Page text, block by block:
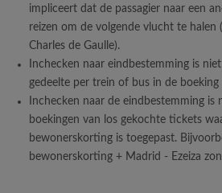
impliceert dat de passagier naar een
reizen om de volgende vlucht te halen
Charles de Gaulle).
Inchecken naar eindbestemming is
gedeelte per trein of bus in de boeking
Inchecken naar de eindbestemming is
boekingen van los gekochte tickets
bewonerskorting is toegepast.
bewonerskorting + Madrid - Ezeiza